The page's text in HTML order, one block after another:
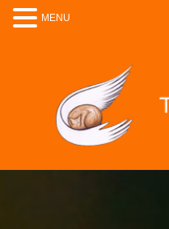
MENU